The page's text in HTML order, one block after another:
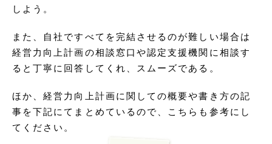
しよう。
また、自社ですべてを完結させるのが難しい場合は
経営力向上計画の相談窓口や認定支援機関に相談す
ると丁寧に回答してくれ、スムーズである。
ほか、経営力向上計画に関しての概要や書き方の記
事を下記にてまとめているので、こちらも参考にし
てください。